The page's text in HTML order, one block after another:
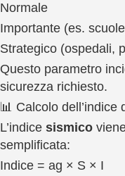
Normale
Importante (es.
Strategico (ospedali,
Questo parametro
sicurezza richiesto.
📊 Calcolo dell’indice
L’indice sismico
semplificata:
Indice = ag × S × I